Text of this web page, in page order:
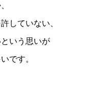
していない、
いう思いが
です。